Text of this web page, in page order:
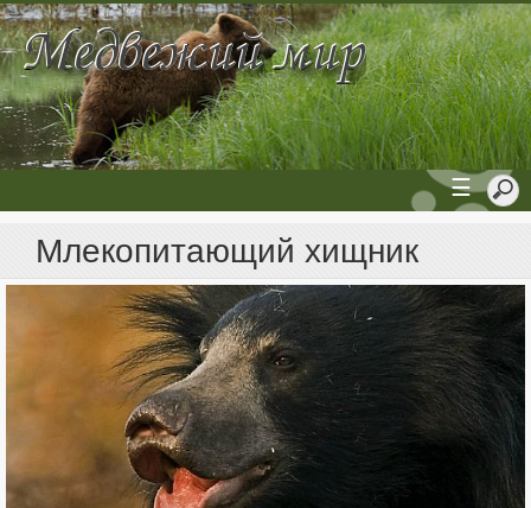
☰
Млекопитающий хищник